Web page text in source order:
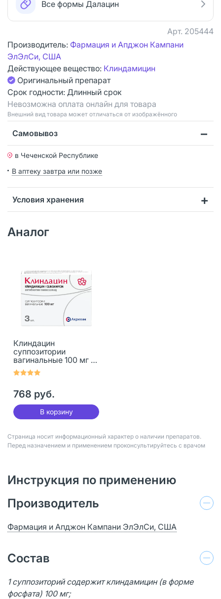
Все формы Далацин
Арт. 205444
Производитель: Фармация и Апджон Кампани
ЭлЭлСи, США
Действующее вещество: Клиндамицин
Оригинальный препарат
Срок годности: Длинный срок
Невозможна оплата онлайн для товара
Bнешний вид товара может отличаться от изображённого
Самовывоз
в Чеченской Республике
В аптеку завтра или позже
Условия хранения
Аналог
Клиндацин
суппозитории
вагинальные 100 мг 3
шт
768 руб.
В корзину
Страница носит информационный характер о наличии препаратов.
Перед назначением и применением проконсультируйтесь с врачом
Инструкция по применению
Производитель
Фармация и Апджон Кампани ЭлЭлСи, США
Состав
1 суппозиторий содержит клиндамицин (в форме
фосфата) 100 мг;